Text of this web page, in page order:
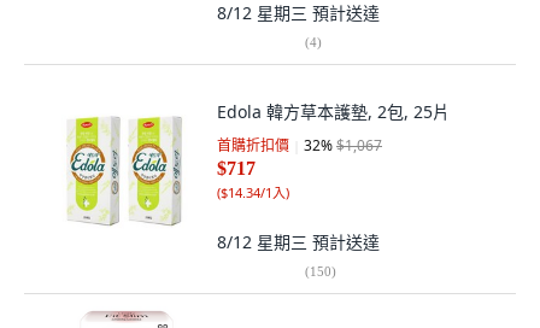
8/12 星期三 預計送達
(4)
Edola 韓方草本護墊, 2包, 25片
首購折扣價 32%$1,067
$717
($14.34/1入)
8/12 星期三 預計送達
(150)